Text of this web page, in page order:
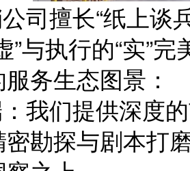
司擅长“纸上谈
”与执行的“实”
务生态图景：
我们提供深度
勘探与剧本打